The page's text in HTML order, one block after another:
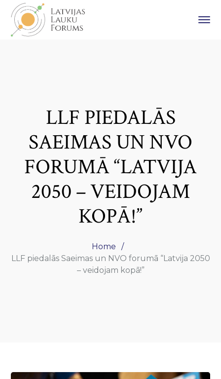
LLF PIEDALĀS
SAEIMAS UN NVO
FORUMĀ “LATVIJA
2050 – VEIDOJAM
KOPĀ!”
Home
LLF piedalās Saeimas un NVO forumā “Latvija 2050
– veidojam kopā!”